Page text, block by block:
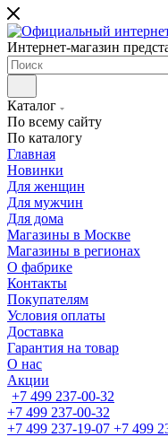
Интернет-магазин
Каталог
По всему сайту
По каталогу
Главная
Новинки
Для женщин
Для мужчин
Для дома
Магазины в Москве
Магазины в регионах
О фабрике
Контакты
Покупателям
Условия оплаты
Доставка
Гарантия на товар
О нас
Акции
+7 499 237-00-32
+7 499 237-00-32
+7 499 237-19-07 +7 499